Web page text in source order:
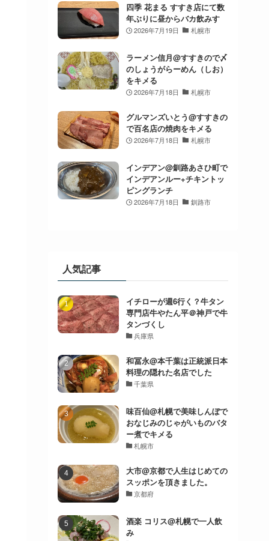
四季 花まる すすき店にて数
年ぶりに昼からバカ飲みす
2026年7月19日 札幌市
ラーメン信月@すすきので〆
のしょうがらーめん（しお）
をキメる
2026年7月18日 札幌市
グルマンズいとう@すすきの
で百名店の焼肉をキメる
2026年7月18日 札幌市
インデアン@釧路あさひ町で
インデアンルー+チキントッ
ピングランチ
2026年7月18日 釧路市
人気記事
イチローが週6行く？牛タン
専門店牛やたん平＠神戸で牛
タンづくし
兵庫県
和冨永@本千葉は正統派日本
料理の隠れた名店でした
千葉県
味百仙@札幌で美味しんぼで
おなじみのじゃがいものバタ
ー煮でキメる
札幌市
大市@京都で人生はじめての
スッポンを頂きました。
京都府
酒楽 コリス@札幌で一人飲
み